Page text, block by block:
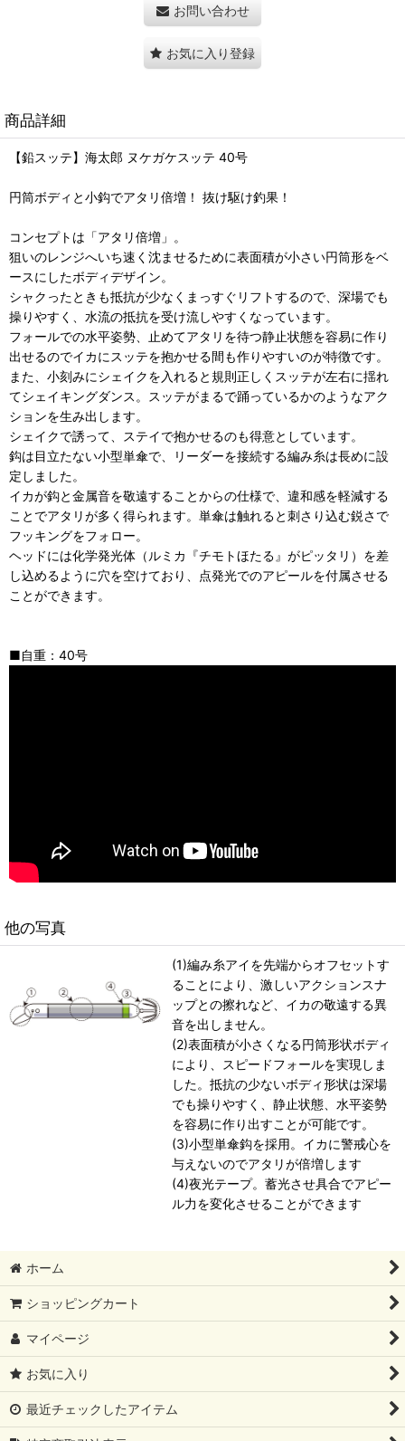
お問い合わせ
お気に入り登録
商品詳細
【鉛スッテ】海太郎 ヌケガケスッテ 40号
円筒ボディと小鈎でアタリ倍増！ 抜け駆け釣果！
コンセプトは「アタリ倍増」。
狙いのレンジへいち速く沈ませるために表面積が小さい円筒形をベ
ースにしたボディデザイン。
シャクったときも抵抗が少なくまっすぐリフトするので、深場でも
操りやすく、水流の抵抗を受け流しやすくなっています。
フォールでの水平姿勢、止めてアタリを待つ静止状態を容易に作り
出せるのでイカにスッテを抱かせる間も作りやすいのが特徴です。
また、小刻みにシェイクを入れると規則正しくスッテが左右に揺れ
てシェイキングダンス。スッテがまるで踊っているかのようなアク
ションを生み出します。
シェイクで誘って、ステイで抱かせるのも得意としています。
鈎は目立たない小型単傘で、リーダーを接続する編み糸は長めに設
定しました。
イカが鈎と金属音を敬遠することからの仕様で、違和感を軽減する
ことでアタリが多く得られます。単傘は触れると刺さり込む鋭さで
フッキングをフォロー。
ヘッドには化学発光体（ルミカ『チモトほたる』がピッタリ）を差
し込めるように穴を空けており、点発光でのアピールを付属させる
ことができます。
■自重：40号
他の写真
(1)編み糸アイを先端からオフセットす
ることにより、激しいアクションスナ
ップとの擦れなど、イカの敬遠する異
音を出しません。
(2)表面積が小さくなる円筒形状ボディ
により、スピードフォールを実現しま
した。抵抗の少ないボディ形状は深場
でも操りやすく、静止状態、水平姿勢
を容易に作り出すことが可能です。
(3)小型単傘鈎を採用。イカに警戒心を
与えないのでアタリが倍増します
(4)夜光テープ。蓄光させ具合でアピー
ル力を変化させることができます
ホーム
ショッピングカート
マイページ
お気に入り
最近チェックしたアイテム